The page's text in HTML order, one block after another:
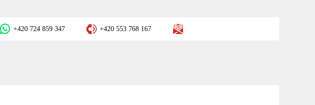
+420 724 859 347 +420 553 768 167